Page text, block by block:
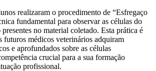
realizaram o procedimento de “Esfregaço
fundamental para observar as células do
no material coletado. Esta prática é
futuros médicos veterinários adquiram
e aprofundados sobre as células
crucial para a sua formação
profissional.